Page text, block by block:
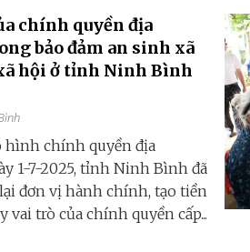
chính quyền địa
bảo đảm an sinh xã
hội ở tỉnh Ninh Bình
hình chính quyền địa
1-7-2025, tỉnh Ninh Bình đã
đơn vị hành chính, tạo tiền
vai trò của chính quyền cấp...